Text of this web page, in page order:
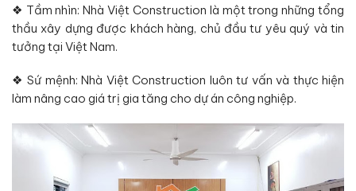
❖ Tầm nhìn: Nhà Việt Construction là một trong những tổng
thầu xây dựng được khách hàng, chủ đầu tư yêu quý và tin
tưởng tại Việt Nam.
❖ Sứ mệnh: Nhà Việt Construction luôn tư vấn và thực hiện
làm nâng cao giá trị gia tăng cho dự án công nghiệp.